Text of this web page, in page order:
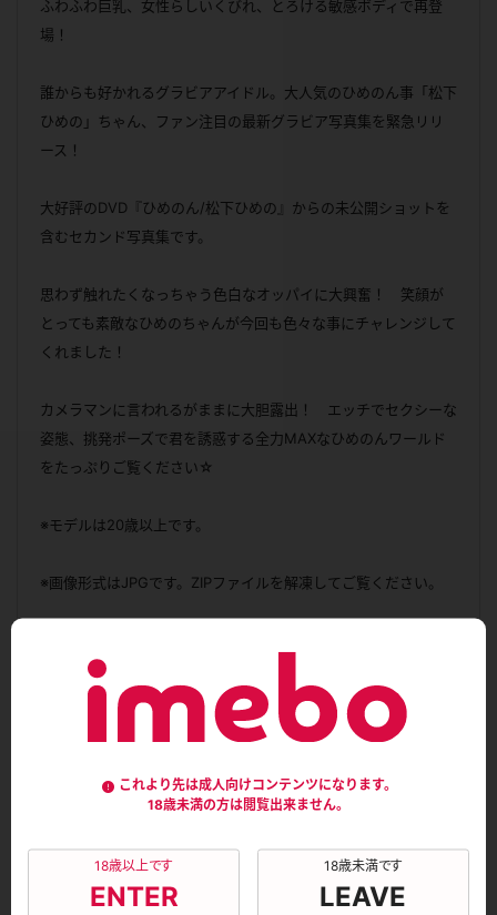
これより先は成人向けコンテンツになります。
18歳未満の方は閲覧出来ません。
18歳以上です
ENTER
18歳未満です
LEAVE
ふわふわ巨乳、女性らしいくびれ、とろける敏感ボディで再登
場！
誰からも好かれるグラビアアイドル。大人気のひめのん事「松下
ひめの」ちゃん、ファン注目の最新グラビア写真集を緊急リリ
ース！
大好評のDVD『ひめのん/松下ひめの』からの未公開ショットを
含むセカンド写真集です。
思わず触れたくなっちゃう色白なオッパイに大興奮！ 笑顔が
とっても素敵なひめのちゃんが今回も色々な事にチャレンジして
くれました！
カメラマンに言われるがままに大胆露出！ エッチでセクシーな
姿態、挑発ポーズで君を誘惑する全力MAXなひめのんワールド
をたっぷりご覧ください☆
※モデルは20歳以上です。
※画像形式はJPGです。ZIPファイルを解凍してご覧ください。
サンプル
このコンテンツのレビュー